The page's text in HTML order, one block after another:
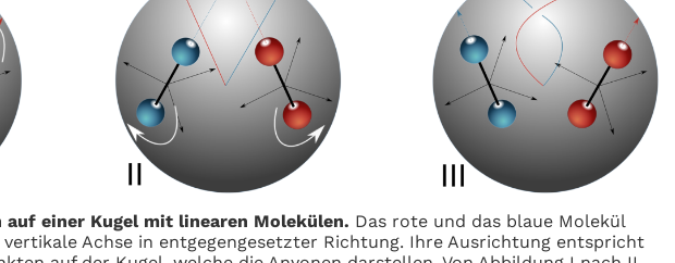
auf einer Kugel mit linearen Molekülen. Das rote und das blaue Molekül
Achse in entgegengesetzter Richtung. Ihre Ausrichtung entspricht